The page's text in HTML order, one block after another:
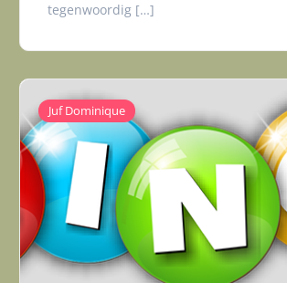
tegenwoordig […]
Juf Dominique